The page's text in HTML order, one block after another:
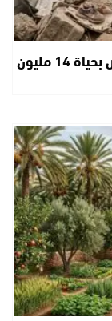
أفخاخ الموت في السودان: الألغام تتربص بحياة 14 مليون